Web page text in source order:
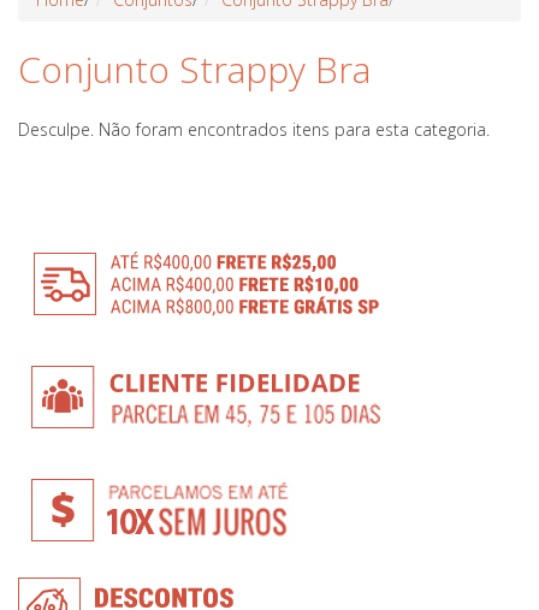
Conjunto Strappy Bra
Desculpe. Não foram encontrados itens para esta categoria.